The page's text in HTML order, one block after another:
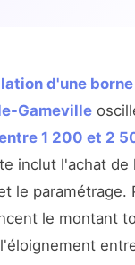
d'une
Gameville
1 200 et 2
inclut l'achat de
le paramétrage.
le montant